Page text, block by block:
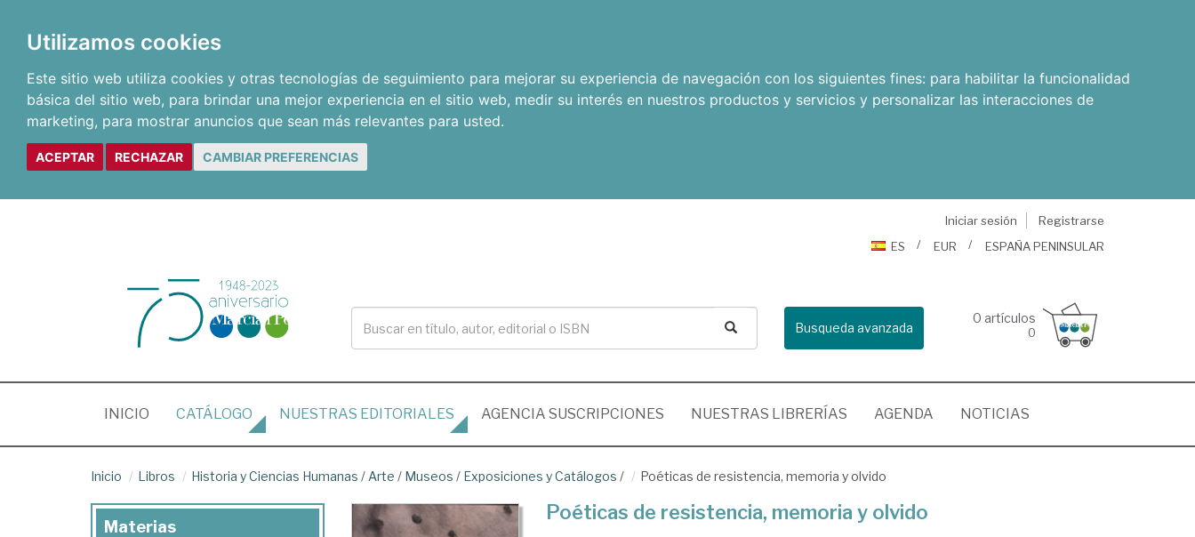
Utilizamos cookies
Este sitio web utiliza cookies y otras tecnologías de seguimiento para mejorar su experiencia de navegación con los siguientes fines: para habilitar la funcionalidad
básica del sitio web, para brindar una mejor experiencia en el sitio web, medir su interés en nuestros productos y servicios y personalizar las interacciones de
marketing, para mostrar anuncios que sean más relevantes para usted.
ACEPTAR RECHAZAR CAMBIAR PREFERENCIAS
Iniciar sesión
Registrarse
ES
EUR ESPAÑA PENINSULAR
Busqueda avanzada
0 artículos
0
INICIO (CURRENT)
CATÁLOGO NUESTRAS EDITORIALES AGENCIA SUSCRIPCIONES NUESTRAS LIBRERÍAS AGENDA NOTICIAS
Inicio Libros Historia y Ciencias Humanas / Arte / Museos / Exposiciones y Catálogos / Poéticas de resistencia, memoria y olvido
Poéticas de resistencia, memoria y olvido
Materias